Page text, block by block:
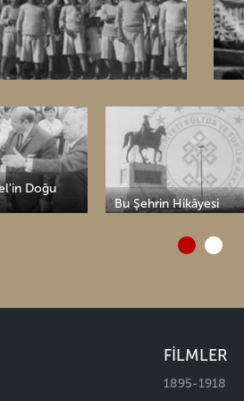
Cevdet Sunay Deprem
Bölgesinde
FİLMLER
1895-1918